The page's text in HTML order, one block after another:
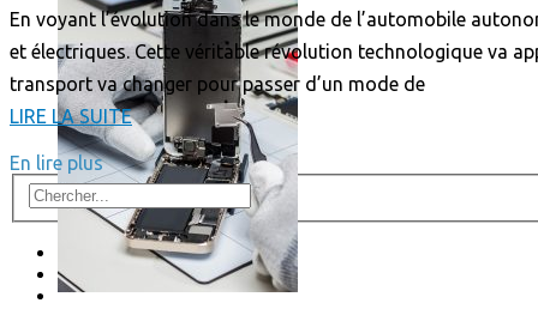
En voyant l’évolution dans le monde de l’automobile
et électriques. Cette véritable révolution technologique va
transport va changer pour passer d’un mode de
LIRE LA SUITE
En lire plus